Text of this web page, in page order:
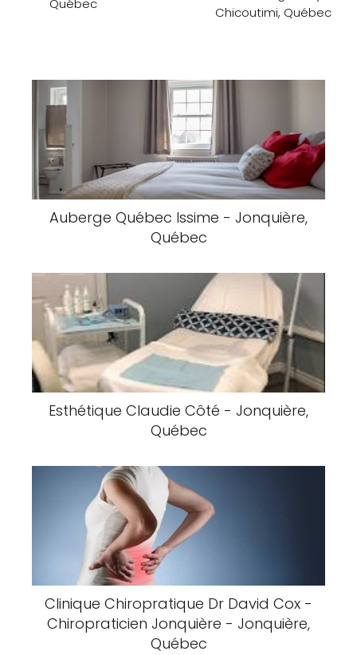
Québec
Chicoutimi, Québec
Auberge Québec Issime - Jonquière,
Québec
Esthétique Claudie Côté - Jonquière,
Québec
Clinique Chiropratique Dr David Cox -
Chiropraticien Jonquière - Jonquière,
Québec